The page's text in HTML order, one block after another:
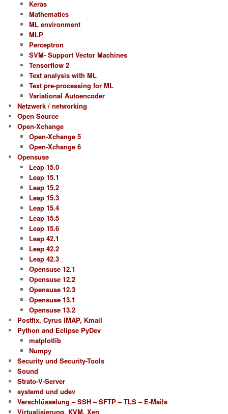
Keras
Mathematics
ML environment
MLP
Perceptron
SVM- Support Vector Machines
Tensorflow 2
Text analysis with ML
Text pre-processing for ML
Variational Autoencoder
Netzwerk / networking
Open Source
Open-Xchange
Open-Xchange 5
Open-Xchange 6
Opensuse
Leap 15.0
Leap 15.1
Leap 15.2
Leap 15.3
Leap 15.4
Leap 15.5
Leap 15.6
Leap 42.1
Leap 42.2
Leap 42.3
Opensuse 12.1
Opensuse 12.2
Opensuse 12.3
Opensuse 13.1
Opensuse 13.2
Postfix, Cyrus IMAP, Kmail
Python and Eclipse PyDev
matplotlib
Numpy
Security und Security-Tools
Sound
Strato-V-Server
systemd und udev
Verschlüsselung – SSH – SFTP – TLS – E-Mails
Virtualisierung, KVM, Xen